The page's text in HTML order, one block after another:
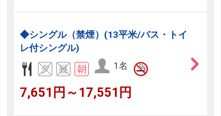
◆シングル（禁煙）(13平米/バス・トイ
レ付シングル)
1名
7,651円～17,551円